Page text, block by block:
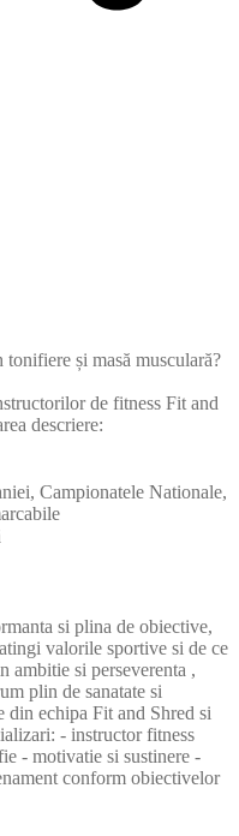
și masă musculară?
de fitness Fit and
descriere:
Campionatele Nationale,
si plina de obiective,
valorile sportive si de ce
ambitie si perseverenta ,
plin de sanatate si
echipa Fit and Shred si
- instructor fitness
- ⁠motivatie si sustinere -
conform obiectivelor